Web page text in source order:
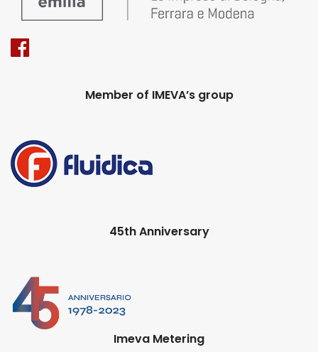
Member of IMEVA’s group
45th Anniversary
Imeva Metering